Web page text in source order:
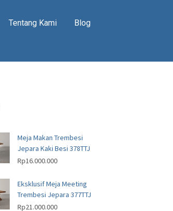
Tentang Kami Blog
Meja Makan Trembesi
Jepara Kaki Besi 378TTJ
Rp16.000.000
Eksklusif Meja Meeting
Trembesi Jepara 377TTJ
Rp21.000.000